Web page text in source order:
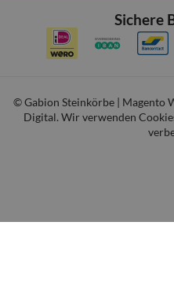
Sichere
© Gabion Steinkörbe | Magento
Digital. Wir verwenden